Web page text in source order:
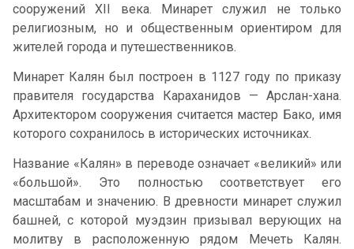
сооружений XII века. Минарет служил не только
религиозным, но и общественным ориентиром для
жителей города и путешественников.
Минарет Калян был построен в 1127 году по приказу
правителя государства Караханидов — Арслан-хана.
Архитектором сооружения считается мастер Бако, имя
которого сохранилось в исторических источниках.
Название «Калян» в переводе означает «великий» или
«большой». Это полностью соответствует его
масштабам и значению. В древности минарет служил
башней, с которой муэдзин призывал верующих на
молитву в расположенную рядом Мечеть Калян.